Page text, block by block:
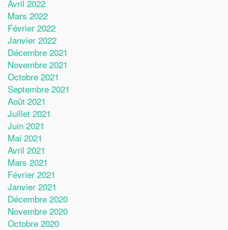
Avril 2022
Mars 2022
Février 2022
Janvier 2022
Décembre 2021
Novembre 2021
Octobre 2021
Septembre 2021
Août 2021
Juillet 2021
Juin 2021
Mai 2021
Avril 2021
Mars 2021
Février 2021
Janvier 2021
Décembre 2020
Novembre 2020
Octobre 2020